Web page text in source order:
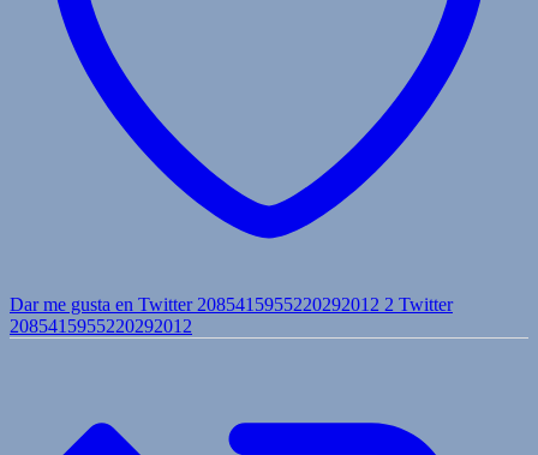
Dar me gusta en Twitter 2085415955220292012 2 Twitter
2085415955220292012